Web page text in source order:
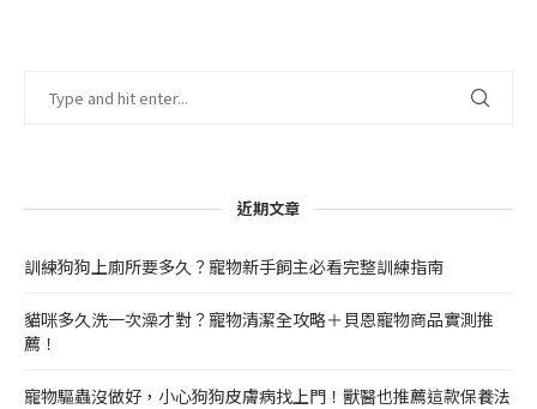
近期文章
訓練狗狗上廁所要多久？寵物新手飼主必看完整訓練指南
貓咪多久洗一次澡才對？寵物清潔全攻略＋貝恩寵物商品實測推
薦！
寵物驅蟲沒做好，小心狗狗皮膚病找上門！獸醫也推薦這款保養法